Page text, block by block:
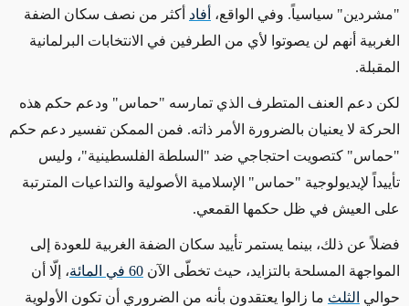
"مشردين" سياسياً. وفي الواقع، أفاد أكثر من نصف سكان الضفة
الغربية أنهم لن يصوتوا لأي من الطرفين في الانتخابات البرلمانية
المقبلة.
لكن دعم العنف المتطرف الذي تمارسه "حماس" ودعم حكم هذه
الحركة لا يعنيان بالضرورة الأمر ذاته. فمن الممكن تفسير دعم حكم
"حماس" كتصويت احتجاجي ضد "السلطة الفلسطينية"، وليس
تأييداً لإيديولوجية "حماس" الإسلامية الأصولية والتداعيات المترتبة
على العيش في ظل حكمها القمعي.
فضلاً عن ذلك، بينما يستمر تأييد سكان الضفة الغربية للعودة إلى
المواجهة المسلحة بالتزايد، حيث تخطّى الآن 60 في المائة
، إلّا أن
حوالي الثلث ما زالوا يعتقدون بأنه من الضروري أن تكون الأولوية